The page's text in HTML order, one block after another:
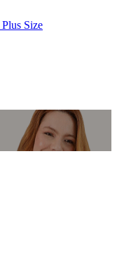
Plus Size